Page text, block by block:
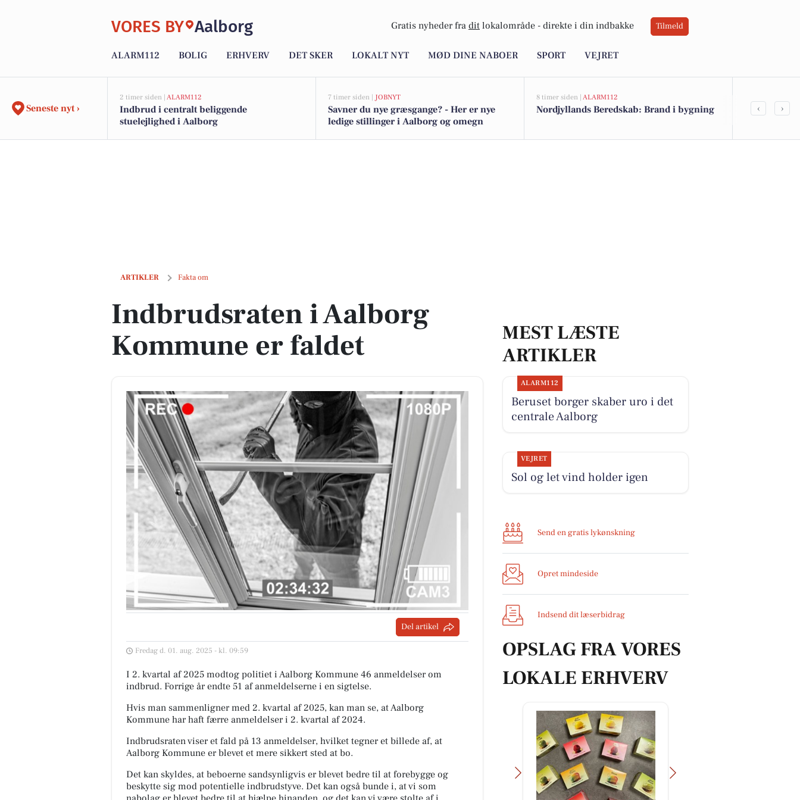
VORES BY Aalborg Gratis nyheder fra dit lokalområde - direkte i din indbakke Tilmeld
ALARM112 BOLIG ERHVERV DET SKER LOKALT NYT MØD DINE NABOER SPORT VEJRET
Seneste nyt ›
2 timer siden | ALARM112
Indbrud i centralt beliggende
stuelejlighed i Aalborg
7 timer siden | JOBNYT
Savner du nye græsgange? - Her er nye
ledige stillinger i Aalborg og omegn
8 timer siden | ALARM112
Nordjyllands Beredskab: Brand i bygning ‹ ›
ARTIKLER Fakta om
Indbrudsraten i Aalborg Kommune er faldet
Indbrudsraten i Aalborg
Kommune er faldet
Del artikel
Fredag d. 01. aug. 2025 - kl. 09:59
I 2. kvartal af 2025 modtog politiet i Aalborg Kommune 46 anmeldelser om
indbrud. Forrige år endte 51 af anmeldelserne i en sigtelse.
Hvis man sammenligner med 2. kvartal af 2025, kan man se, at Aalborg
Kommune har haft færre anmeldelser i 2. kvartal af 2024.
Indbrudsraten viser et fald på 13 anmeldelser, hvilket tegner et billede af, at
Aalborg Kommune er blevet et mere sikkert sted at bo.
Det kan skyldes, at beboerne sandsynligvis er blevet bedre til at forebygge og
beskytte sig mod potentielle indbrudstyve. Det kan også bunde i, at vi som
MEST LÆSTE
ARTIKLER
ALARM112
Beruset borger skaber uro i det
centrale Aalborg
VEJRET
Sol og let vind holder igen
Send en gratis lykønskning
Opret mindeside
Indsend dit læserbidrag
OPSLAG FRA VORES
LOKALE ERHVERV